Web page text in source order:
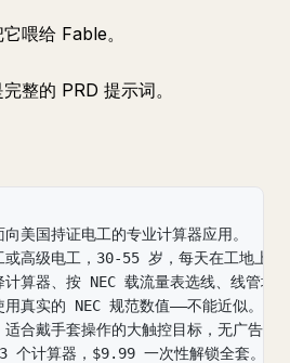
喂给 Fable。
整的 PRD 提示词。
美国持证电工的专业计算器应用。
或高级电⼯，30-55 岁，每天在工地上工
计算器、按 NEC 载流量表选线、线管填
真实的 NEC 规范数值——不能近似。
适合戴手套操作的大触控目标，无广告，
个计算器，$9.99 一次性解锁全套。